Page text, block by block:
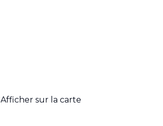
Afficher sur la carte